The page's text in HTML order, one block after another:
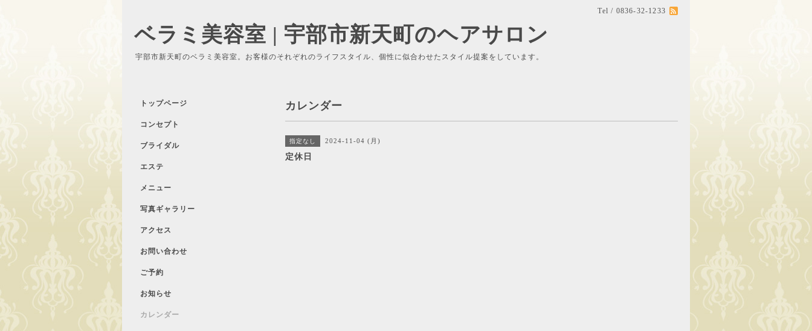
Tel / 0836-32-1233
ベラミ美容室 | 宇部市新天町のヘアサロン
宇部市新天町のベラミ美容室。お客様のそれぞれのライフスタイル、個性に似合わせたスタイル提案をしています。
カレンダー
指定なし 2024-11-04 (月)
定休日
トップページ
コンセプト
ブライダル
エステ
メニュー
写真ギャラリー
アクセス
お問い合わせ
ご予約
お知らせ
カレンダー